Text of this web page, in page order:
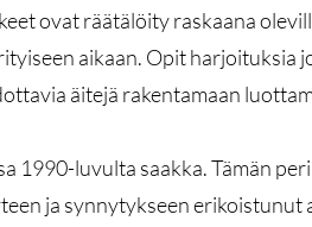
ovat räätälöity raskaana
aikaan. Opit harjoituksia
äitejä rakentamaan
1990-luvulta saakka. Tämän
ja synnytykseen erikoistunut